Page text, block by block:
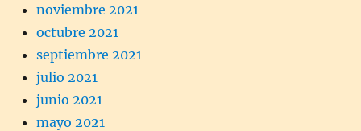
noviembre 2021
octubre 2021
septiembre 2021
julio 2021
junio 2021
mayo 2021